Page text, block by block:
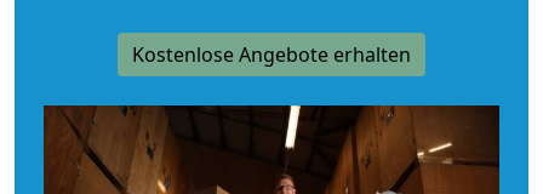
Kostenlose Angebote erhalten